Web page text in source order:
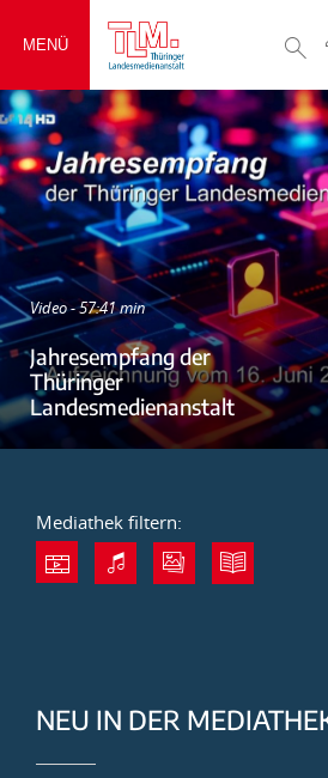
MENÜ
Video - 57:41 min
Jahresempfang der
Thüringer
Landesmedienanstalt
Mediathek filtern:
NEU IN DER